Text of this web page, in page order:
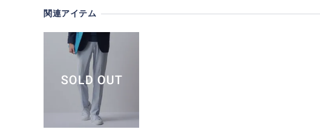
関連アイテム